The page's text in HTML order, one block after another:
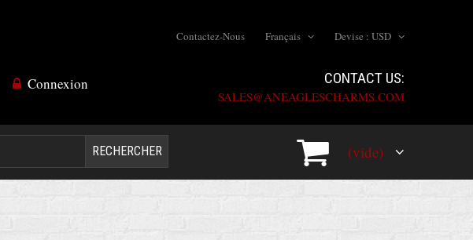
Devise : USD
Français
Contactez-Nous
CONTACT US:
SALES@ANEAGLESCHARMS.COM
Connexion
RECHERCHER (vide)